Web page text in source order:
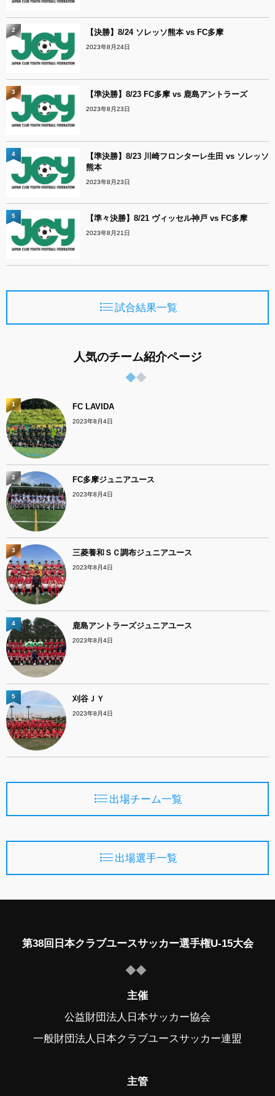
【決勝】8/24 ソレッソ熊本 vs FC多摩
2023年8月24日
2
【準決勝】8/23 FC多摩 vs 鹿島アントラーズ
2023年8月23日
3
【準決勝】8/23 川崎フロンターレ生田 vs ソレッソ
熊本
2023年8月23日
4
【準々決勝】8/21 ヴィッセル神戸 vs FC多摩
2023年8月21日
5
試合結果一覧
人気のチーム紹介ページ
FC LAVIDA
2023年8月4日
1
FC多摩ジュニアユース
2023年8月4日
2
三菱養和ＳＣ調布ジュニアユース
2023年8月4日
3
鹿島アントラーズジュニアユース
2023年8月4日
4
刈谷ＪＹ
2023年8月4日
5
出場チーム一覧
出場選手一覧
第38回日本クラブユースサッカー選手権U-15大会
主催
公益財団法人日本サッカー協会
一般財団法人日本クラブユースサッカー連盟
主管